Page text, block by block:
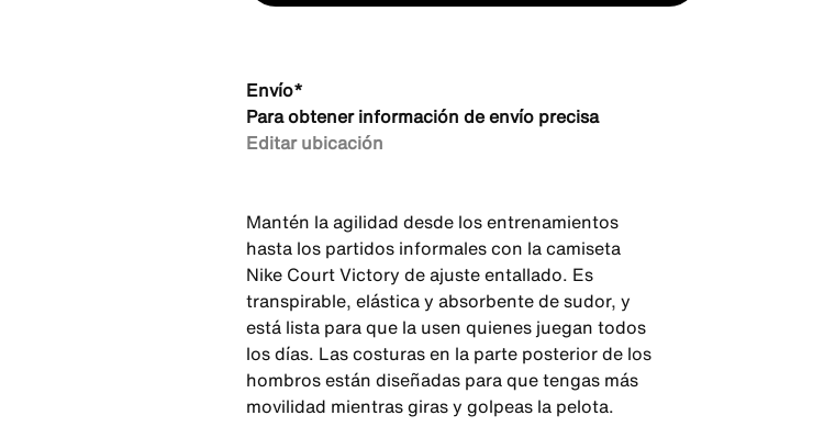
Envío*
Para obtener información de envío precisa
Editar ubicación
Mantén la agilidad desde los entrenamientos
hasta los partidos informales con la camiseta
Nike Court Victory de ajuste entallado. Es
transpirable, elástica y absorbente de sudor, y
está lista para que la usen quienes juegan todos
los días. Las costuras en la parte posterior de los
hombros están diseñadas para que tengas más
movilidad mientras giras y golpeas la pelota.